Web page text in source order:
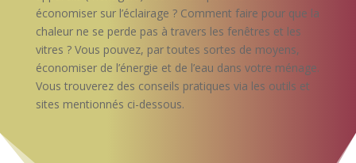
économiser sur l’éclairage ? Comment faire pour que la
chaleur ne se perde pas à travers les fenêtres et les
vitres ? Vous pouvez, par toutes sortes de moyens,
économiser de l’énergie et de l’eau dans votre ménage.
Vous trouverez des conseils pratiques via les outils et
sites mentionnés ci-dessous.